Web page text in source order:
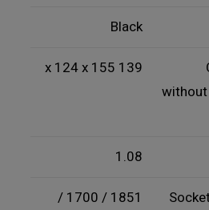
Black
139 x 124 x 155
1.08
1851 / 1700 /